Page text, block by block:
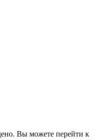
Вы можете перейти к